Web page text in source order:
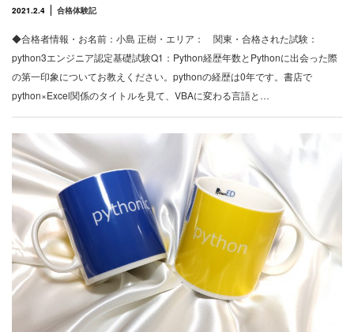
2021.2.4 合格体験記
◆合格者情報・お名前：小島 正樹・エリア： 関東・合格された試験：
python3エンジニア認定基礎試験Q1：Python経歴年数とPythonに出会った際
の第一印象についてお教えください。pythonの経歴は0年です。書店で
python×Excel関係のタイトルを見て、VBAに変わる言語と…